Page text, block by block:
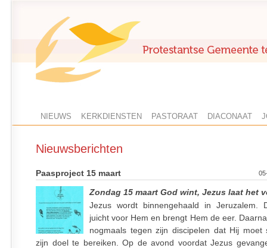
NIEUWS KERKDIENSTEN PASTORAAT DIACONAAT
Nieuwsberichten
Paasproject 15 maart
Zondag 15 maart God wint, Jezus laat het
Jezus wordt binnengehaald in Jeruzalem.
juicht voor Hem en brengt Hem de eer.
nogmaals tegen zijn discipelen dat Hij moet
zijn doel te bereiken. Op de avond voordat Jezus